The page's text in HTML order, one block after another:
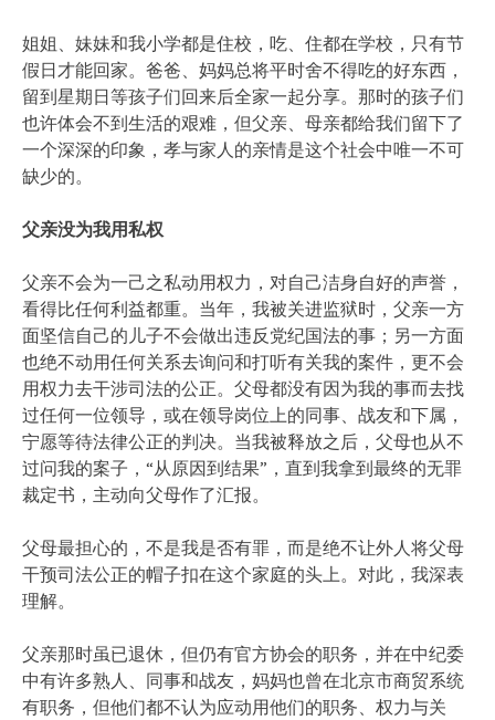
姐姐、妹妹和我小学都是住校，吃、住都在学校，只有节
假日才能回家。爸爸、妈妈总将平时舍不得吃的好东西，
留到星期日等孩子们回来后全家一起分享。那时的孩子们
也许体会不到生活的艰难，但父亲、母亲都给我们留下了
一个深深的印象，孝与家人的亲情是这个社会中唯一不可
缺少的。
父亲没为我用私权
父亲不会为一己之私动用权力，对自己洁身自好的声誉，
看得比任何利益都重。当年，我被关进监狱时，父亲一方
面坚信自己的儿子不会做出违反党纪国法的事；另一方面
也绝不动用任何关系去询问和打听有关我的案件，更不会
用权力去干涉司法的公正。父母都没有因为我的事而去找
过任何一位领导，或在领导岗位上的同事、战友和下属，
宁愿等待法律公正的判决。当我被释放之后，父母也从不
过问我的案子，“从原因到结果”，直到我拿到最终的无罪
裁定书，主动向父母作了汇报。
父母最担心的，不是我是否有罪，而是绝不让外人将父母
干预司法公正的帽子扣在这个家庭的头上。对此，我深表
理解。
父亲那时虽已退休，但仍有官方协会的职务，并在中纪委
中有许多熟人、同事和战友，妈妈也曾在北京市商贸系统
有职务，但他们都不认为应动用他们的职务、权力与关